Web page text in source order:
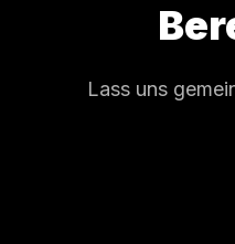
Lass uns